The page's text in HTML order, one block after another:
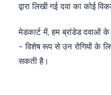
द्वारा लिखी गई दवा का कोई
मेडकार्ट में, हम ब्रांडेड दवाओं के
– विशेष रूप से उन रोगियों के
सकती है।